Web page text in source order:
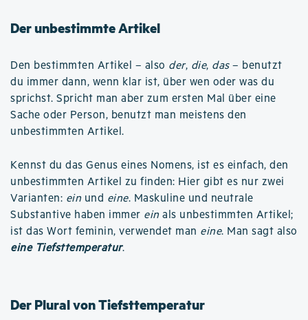
Der unbestimmte Artikel
Den bestimmten Artikel – also der, die, das– benutzt
du immer dann, wenn klar ist, über wen oder was du
sprichst. Spricht man aber zum ersten Mal über eine
Sache oder Person, benutzt man meistens den
unbestimmten Artikel.
Kennst du das Genus eines Nomens, ist es einfach, den
unbestimmten Artikel zu finden: Hier gibt es nur zwei
Varianten: ein und eine. Maskuline und neutrale
Substantive haben immer ein als unbestimmten Artikel;
ist das Wort feminin, verwendet man eine. Man sagt also
eine Tiefsttemperatur.
Der Plural von Tiefsttemperatur